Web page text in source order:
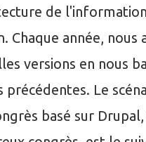
de
Chaque année,
versions en nous
précédentes. Le
basé sur